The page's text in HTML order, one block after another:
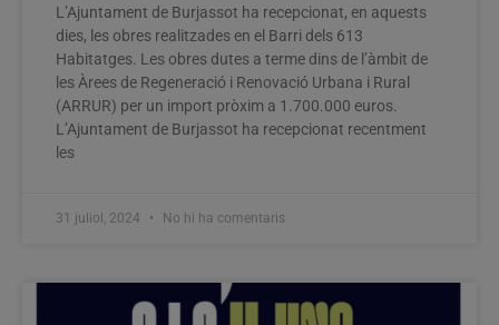
L’Ajuntament de Burjassot ha recepcionat, en aquests
dies, les obres realitzades en el Barri dels 613
Habitatges. Les obres dutes a terme dins de l’àmbit de
les Àrees de Regeneració i Renovació Urbana i Rural
(ARRUR) per un import pròxim a 1.700.000 euros.
L’Ajuntament de Burjassot ha recepcionat recentment
les
31 juliol, 2024 No hi ha comentaris